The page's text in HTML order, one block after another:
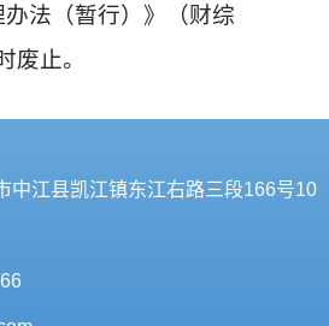
办法（暂行）》（财综
废止。
中江县凯江镇东江右路三段166号10